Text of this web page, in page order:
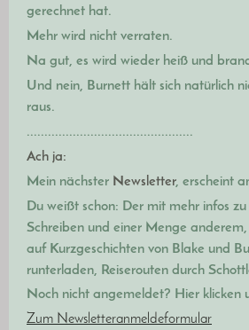
gerechnet hat.
Mehr wird nicht verraten.
Na gut, es wird wieder heiß und
Und nein, Burnett hält sich natürlich
raus.
...............................................
Ach ja:
Mein nächster Newsletter, erscheint
Du weißt schon: Der mit mehr infos
Schreiben und einer Menge
auf Kurzgeschichten von Blake und
runterladen, Reiserouten durch
Noch nicht angemeldet? Hier klicken
Zum Newsletteranmeldeformular